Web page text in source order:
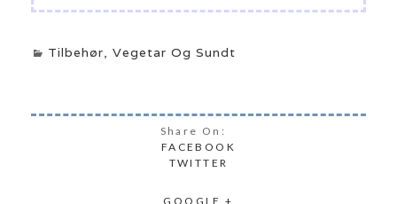
Tilbehør, Vegetar Og Sundt
Share On:
FACEBOOK
TWITTER
GOOGLE +